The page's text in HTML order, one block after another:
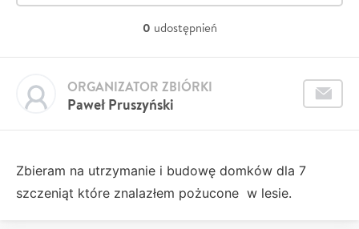
0 udostępnień
Paweł Pruszyński
ORGANIZATOR ZBIÓRKI
Zbieram na utrzymanie i budowę domków dla 7
szczeniąt które znalazłem pożucone w lesie.